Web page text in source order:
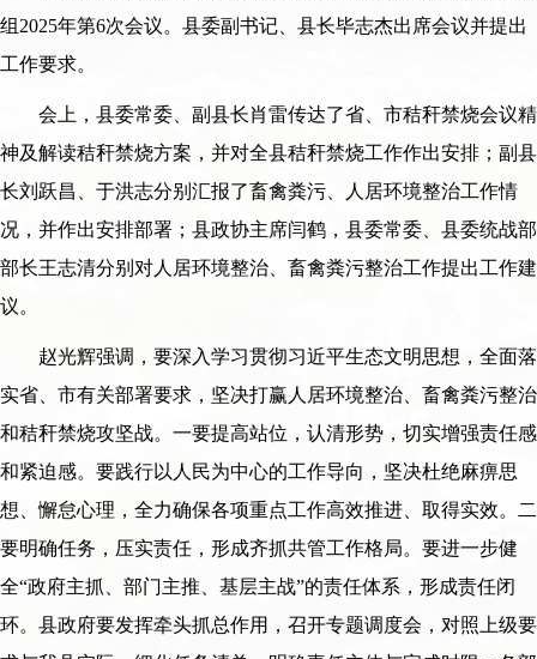
组2025年第6次会议。县委副书记、县长毕志杰出席会议并提出
工作要求。
会上，县委常委、副县长肖雷传达了省、市秸秆禁烧会议精
神及解读秸秆禁烧方案，并对全县秸秆禁烧工作作出安排；副县
长刘跃昌、于洪志分别汇报了畜禽粪污、人居环境整治工作情
况，并作出安排部署；县政协主席闫鹤，县委常委、县委统战部
部长王志清分别对人居环境整治、畜禽粪污整治工作提出工作建
议。
赵光辉强调，要深入学习贯彻习近平生态文明思想，全面落
实省、市有关部署要求，坚决打赢人居环境整治、畜禽粪污整治
和秸秆禁烧攻坚战。一要提高站位，认清形势，切实增强责任感
和紧迫感。要践行以人民为中心的工作导向，坚决杜绝麻痹思
想、懈怠心理，全力确保各项重点工作高效推进、取得实效。二
要明确任务，压实责任，形成齐抓共管工作格局。要进一步健
全“政府主抓、部门主推、基层主战”的责任体系，形成责任闭
环。县政府要发挥牵头抓总作用，召开专题调度会，对照上级要